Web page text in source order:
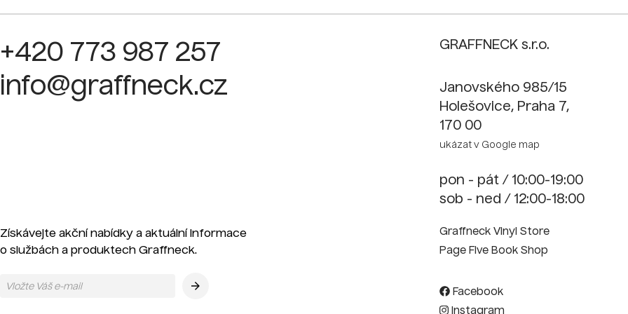
+420 773 987 257
info@graffneck.cz
Získávejte akční nabídky a aktuální informace
o službách a produktech Graffneck.
GRAFFNECK s.r.o.
Janovského 985/15
Holešovice, Praha 7,
170 00
ukázat v Google map
pon - pát / 10:00-19:00
sob - ned / 12:00-18:00
Graffneck Vinyl Store
Page Five Book Shop
Facebook
Instagram